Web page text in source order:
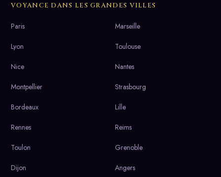
VOYANCE DANS LES GRANDES VILLES
Paris Marseille
Lyon Toulouse
Nice Nantes
Montpellier Strasbourg
Bordeaux Lille
Rennes Reims
Toulon Grenoble
Dijon Angers